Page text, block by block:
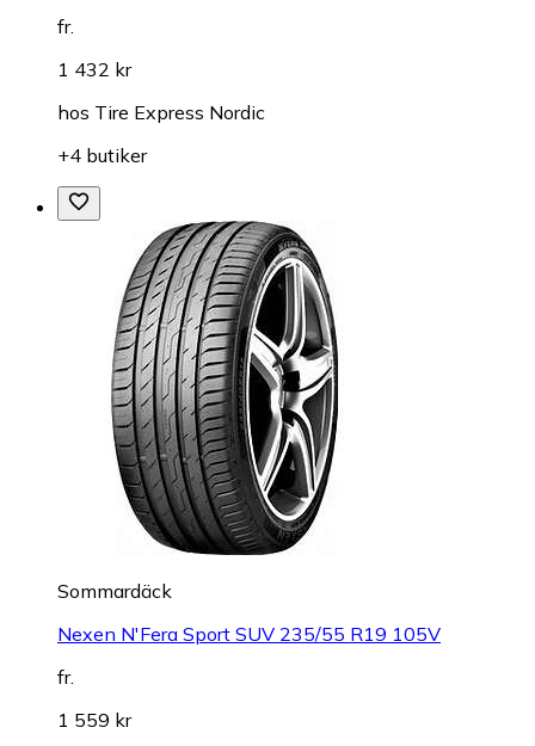
fr.
1 432 kr
hos Tire Express Nordic
+4 butiker
Sommardäck
Nexen N'Fera Sport SUV 235/55 R19 105V
fr.
1 559 kr